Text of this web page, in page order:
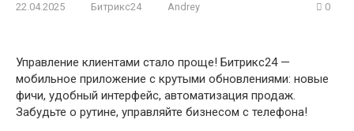
22.04.2025 Битрикс24 Andrey 0
Управление клиентами стало проще! Битрикс24 —
мобильное приложение с крутыми обновлениями: новые
фичи, удобный интерфейс, автоматизация продаж.
Забудьте о рутине, управляйте бизнесом с телефона!